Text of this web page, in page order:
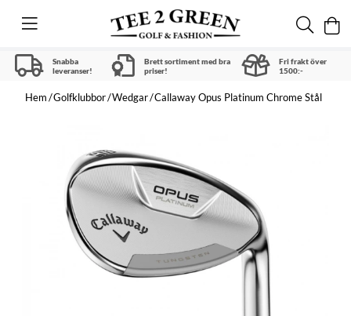
Snabba
leveranser!
Brett sortiment med bra
priser!
Fri frakt över
1500:-
Hem Golfklubbor Wedgar Callaway Opus Platinum Chrome Stål